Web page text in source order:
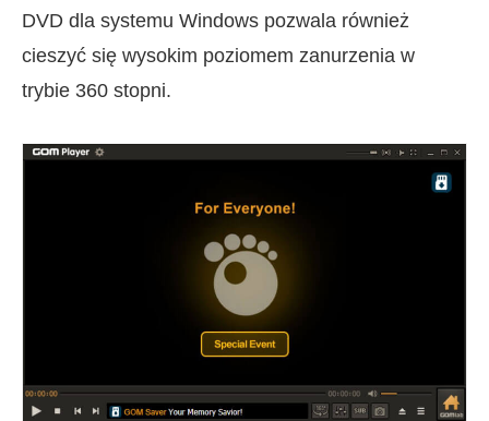
DVD dla systemu Windows pozwala również
cieszyć się wysokim poziomem zanurzenia w
trybie 360 stopni.